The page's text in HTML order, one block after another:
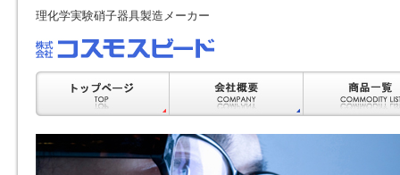
理化学実験硝子器具製造メーカー